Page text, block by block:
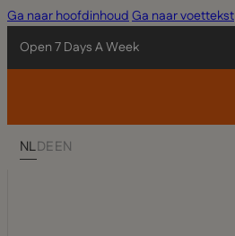
Ga naar hoofdinhoudGa naar voettekst
Open 7 Days A Week
NLDEEN